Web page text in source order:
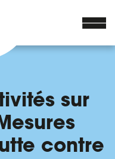
sur
contre